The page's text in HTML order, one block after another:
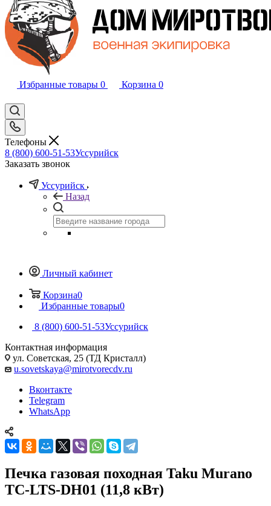
Избранные товары 0 Корзина 0
Телефоны
8 (800) 600-51-53Уссурийск
Заказать звонок
Уссурийск
Назад
Личный кабинет
Корзина0
Избранные товары0
8 (800) 600-51-53Уссурийск
Контактная информация
ул. Советская, 25 (ТД Кристалл)
u.sovetskaya@mirotvorecdv.ru
Вконтакте
Telegram
WhatsApp
Печка газовая походная Taku Murano
TC-LTS-DH01 (11,8 кВт)